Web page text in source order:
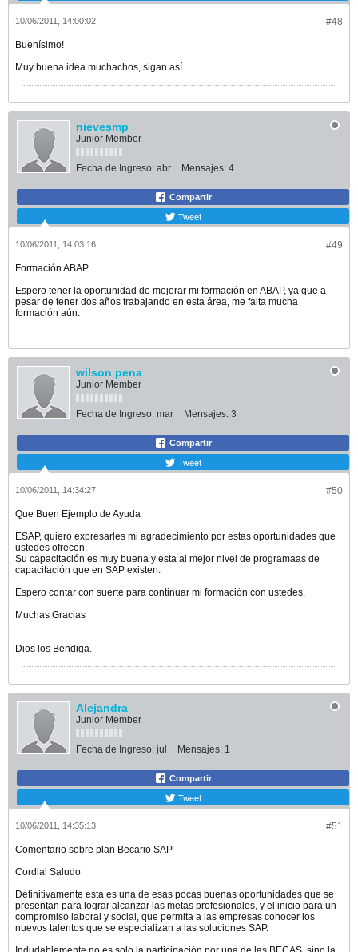
#48
10/06/2011, 14:00:02
Buenísimo!
Muy buena idea muchachos, sigan así.
nievesmp
Junior Member
Fecha de Ingreso: abr Mensajes: 4
Compartir
Tweet
#49
10/06/2011, 14:03:16
Formación ABAP
Espero tener la oportunidad de mejorar mi formación en ABAP, ya que a
pesar de tener dos años trabajando en esta área, me falta mucha
formación aún.
wilson pena
Junior Member
Fecha de Ingreso: mar Mensajes: 3
Compartir
Tweet
#50
10/06/2011, 14:34:27
Que Buen Ejemplo de Ayuda
ESAP, quiero expresarles mi agradecimiento por estas oportunidades que
ustedes ofrecen.
Su capacitación es muy buena y esta al mejor nivel de programaas de
capacitación que en SAP existen.
Espero contar con suerte para continuar mi formación con ustedes.
Muchas Gracias
Dios los Bendiga.
Alejandra
Junior Member
Fecha de Ingreso: jul Mensajes: 1
Compartir
Tweet
#51
10/06/2011, 14:35:13
Comentario sobre plan Becario SAP
Cordial Saludo
Definitivamente esta es una de esas pocas buenas oportunidades que se
presentan para lograr alcanzar las metas profesionales, y el inicio para un
compromiso laboral y social, que permita a las empresas conocer los
nuevos talentos que se especializan a las soluciones SAP.